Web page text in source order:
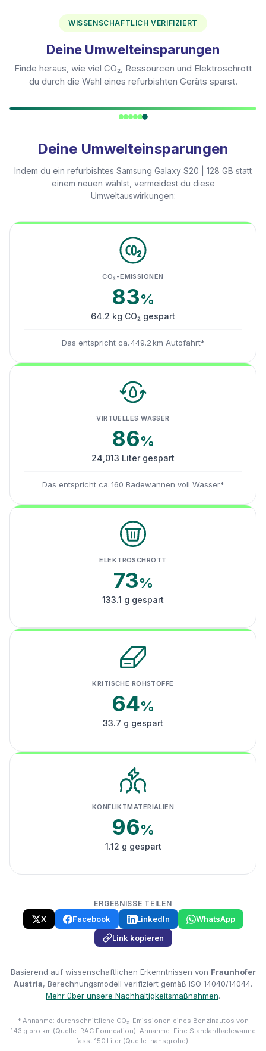
WISSENSCHAFTLICH VERIFIZIERT
Deine Umwelteinsparungen
Finde heraus, wie viel CO₂, Ressourcen und Elektroschrott
du durch die Wahl eines refurbishten Geräts sparst.
Deine Umwelteinsparungen
Indem du ein refurbishtes Samsung Galaxy S20 | 128 GB statt
einem neuen wählst, vermeidest du diese
Umweltauswirkungen:
CO₂-EMISSIONEN
83%
64.2 kg CO₂ gespart
Das entspricht ca. 449.2 km Autofahrt*
VIRTUELLES WASSER
86%
24,013 Liter gespart
Das entspricht ca. 160 Badewannen voll Wasser*
ELEKTROSCHROTT
73%
133.1 g gespart
KRITISCHE ROHSTOFFE
64%
33.7 g gespart
KONFLIKTMATERIALIEN
96%
1.12 g gespart
ERGEBNISSE TEILEN
X Facebook LinkedIn
WhatsApp
Link kopieren
Basierend auf wissenschaftlichen Erkenntnissen von Fraunhofer
Austria, Berechnungsmodell verifiziert gemäß ISO 14040/14044.
Mehr über unsere Nachhaltigkeitsmaßnahmen.
* Annahme: durchschnittliche CO₂-Emissionen eines Benzinautos von
143 g pro km (Quelle: RAC Foundation). Annahme: Eine Standardbadewanne
fasst 150 Liter (Quelle: hansgrohe).